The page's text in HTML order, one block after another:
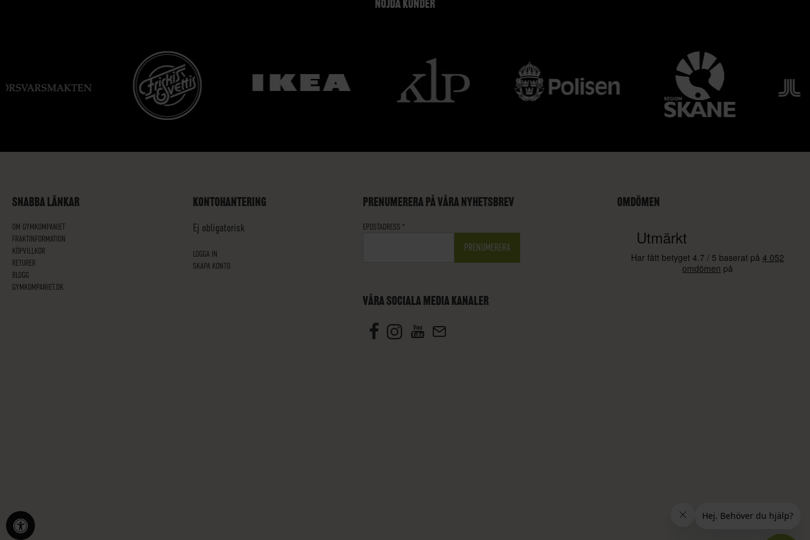
NÖJDA KUNDER
SNABBA LÄNKAR
OM GYMKOMPANIET
FRAKTINFORMATION
KÖPVILLKOR
RETURER
BLOGG
GYMKOMPANIET.DK
KONTOHANTERING
Ej obligatorisk
LOGGA IN
SKAPA KONTO
PRENUMERERA PÅ VÅRA NYHETSBREV
EPOSTADRESS *
VÅRA SOCIALA MEDIA KANALER
OMDÖMEN